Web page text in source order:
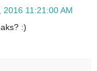
11:21:00 AM
:)